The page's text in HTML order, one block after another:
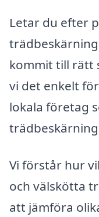
Letar du efter
kommit till rätt
vi det enkelt
lokala företag
Vi förstår hur
och välskötta
att jämföra